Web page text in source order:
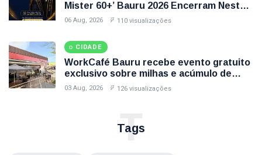
Mister 60+’ Bauru 2026 Encerram Nesta
Sexta-Feira (7); Veja Como Participar
06 Aug, 2026 110 visualizações
CIDADE
WorkCafé Bauru recebe evento gratuito
exclusivo sobre milhas e acúmulo de
pontos
03 Aug, 2026 126 visualizações
Tags
T